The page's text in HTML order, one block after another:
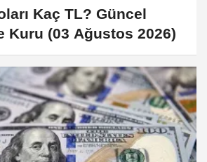
Kaç TL? Güncel
Kuru (03 Ağustos 2026)